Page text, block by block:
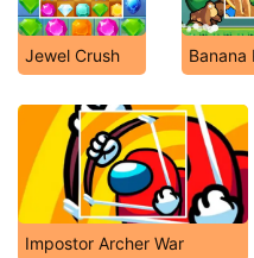
Jewel Crush Banana
Impostor Archer War